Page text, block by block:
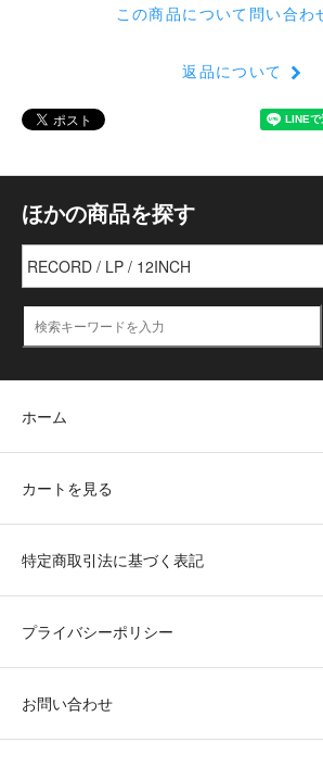
この商品について問い合わ
返品について
ほかの商品を探す
ホーム
カートを見る
特定商取引法に基づく表記
プライバシーポリシー
お問い合わせ